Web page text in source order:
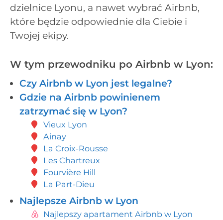
dzielnice Lyonu, a nawet wybrać Airbnb,
które będzie odpowiednie dla Ciebie i
Twojej ekipy.
W tym przewodniku po Airbnb w Lyon:
Czy Airbnb w Lyon jest legalne?
Gdzie na Airbnb powinienem
zatrzymać się w Lyon?
Vieux Lyon
Ainay
La Croix-Rousse
Les Chartreux
Fourvière Hill
La Part-Dieu
Najlepsze Airbnb w Lyon
Najlepszy apartament Airbnb w Lyon